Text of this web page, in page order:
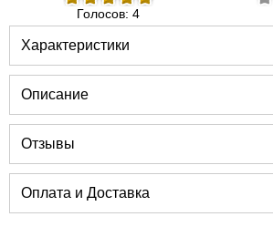
Голосов: 4
Характеристики
Описание
Отзывы
Оплата и Доставка